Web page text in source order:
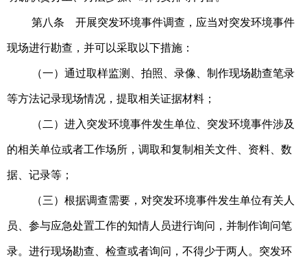
第八条 开展突发环境事件调查，应当对突发环境事件
现场进行勘查，并可以采取以下措施：
（一）通过取样监测、拍照、录像、制作现场勘查笔录
等方法记录现场情况，提取相关证据材料；
（二）进入突发环境事件发生单位、突发环境事件涉及
的相关单位或者工作场所，调取和复制相关文件、资料、数
据、记录等；
（三）根据调查需要，对突发环境事件发生单位有关人
员、参与应急处置工作的知情人员进行询问，并制作询问笔
录。 进行现场勘查、检查或者询问，不得少于两人。突发环